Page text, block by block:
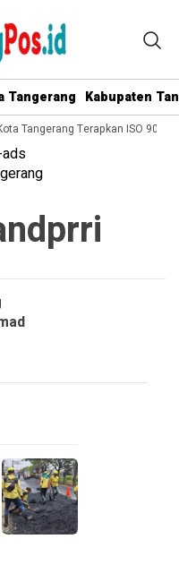
Tangerang Kabupaten
Tangerang Terapkan ISO